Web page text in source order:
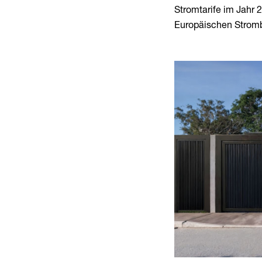
Stromtarife im Jahr
Europäischen